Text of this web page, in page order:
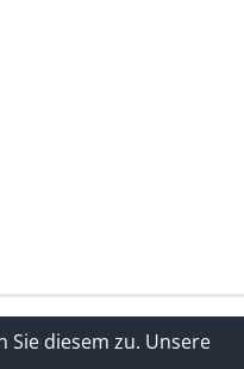
Sie diesem zu. Unsere